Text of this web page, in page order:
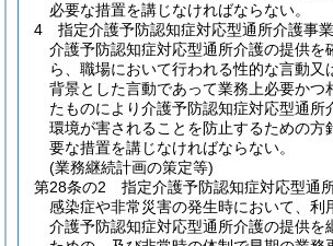
必要な措置を講じなければならない。
4
指定介護予防認知症対応型通所介護事
介護予防認知症対応型通所介護の提供を
ら、職場において行われる性的な言動又
背景とした言動であって業務上必要かつ
たものにより介護予防認知症対応型通所
環境が害されることを防止するための方
要な措置を講じなければならない。
(業務継続計画の策定等)
第28条の2
指定介護予防認知症対応型通
感染症や非常災害の発生時において、利
介護予防認知症対応型通所介護の提供を